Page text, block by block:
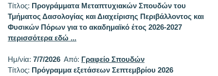
Τίτλος: Προγράμματα Μεταπτυχιακών Σπουδών του
Τμήματος Δασολογίας και Διαχείρισης Περιβάλλοντος και
Φυσικών Πόρων για το ακαδημαϊκό έτος 2026-2027
περισσότερα εδώ ...
Ημ/νία: 7/7/2026 Από: Γραφείο Σπουδών
Τίτλος: Πρόγραμμα εξετάσεων Σεπτεμβρίου 2026